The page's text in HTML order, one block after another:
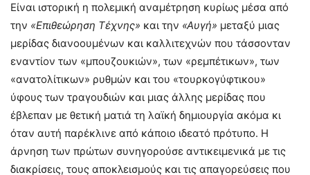
Είναι ιστορική η πολεμική αναμέτρηση κυρίως μέσα από
την «Επιθεώρηση Τέχνης» και την «Αυγή» μεταξύ μιας
μερίδας διανοουμένων και καλλιτεχνών που τάσσονταν
εναντίον των «μπουζουκιών», των «ρεμπέτικων», των
«ανατολίτικων» ρυθμών και του «τουρκογύφτικου»
ύφους των τραγουδιών και μιας άλλης μερίδας που
έβλεπαν με θετική ματιά τη λαϊκή δημιουργία ακόμα κι
όταν αυτή παρέκλινε από κάποιο ιδεατό πρότυπο. Η
άρνηση των πρώτων συνηγορούσε αντικειμενικά με τις
διακρίσεις, τους αποκλεισμούς και τις απαγορεύσεις που